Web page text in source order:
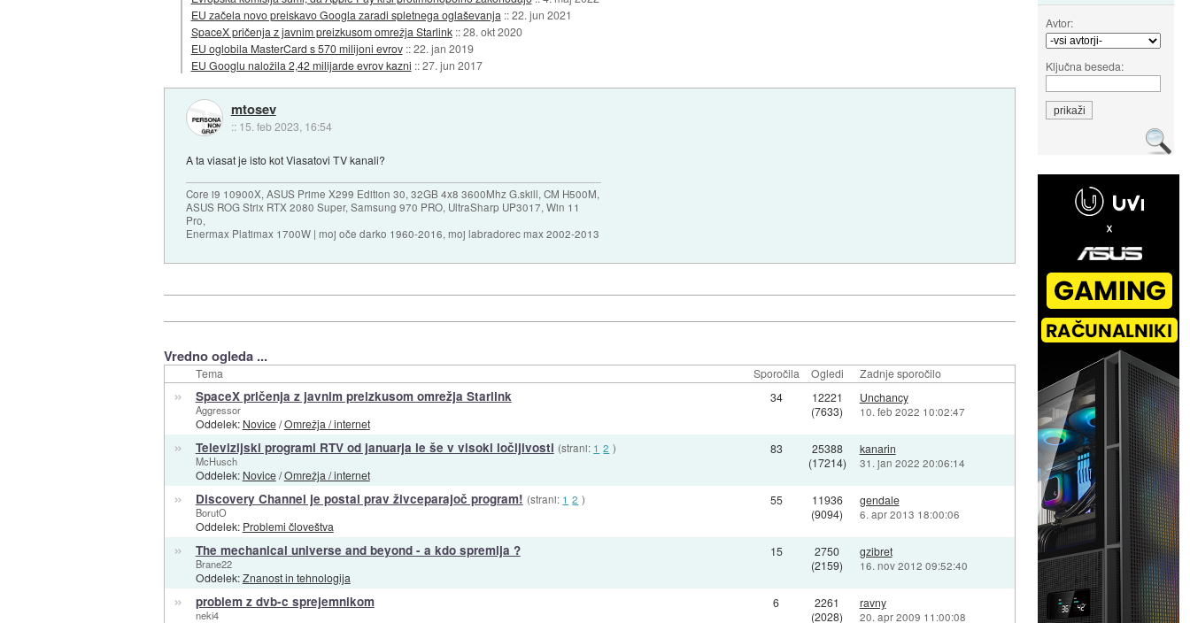
Avtor:
Ključna beseda:
EU začela novo preiskavo Googla zaradi spletnega oglaševanja ::22. jun 2021
SpaceX pričenja z javnim preizkusom omrežja Starlink ::28. okt 2020
EU oglobila MasterCard s 570 milijoni evrov ::22. jan 2019
EU Googlu naložila 2,42 milijarde evrov kazni ::27. jun 2017
mtosev
:: 15. feb 2023, 16:54
A ta viasat je isto kot Viasatovi TV kanali?
Core i9 10900X, ASUS Prime X299 Edition 30, 32GB 4x8 3600Mhz G.skill, CM H500M,
ASUS ROG Strix RTX 2080 Super, Samsung 970 PRO, UltraSharp UP3017, Win 11
Pro,
Enermax Platimax 1700W | moj oče darko 1960-2016, moj labradorec max 2002-2013
Vredno ogleda ...
Tema Sporočila Ogledi Zadnje sporočilo
» SpaceX pričenja z javnim preizkusom omrežja Starlink
Aggressor
Oddelek: Novice/Omrežja / internet
34
12221
(7633)
Unchancy
10. feb 2022 10:02:47
» Televizijski programi RTV od januarja le še v visoki ločljivosti (strani: 1 2 )
McHusch
Oddelek: Novice/Omrežja / internet
83
25388
(17214)
kanarin
31. jan 2022 20:06:14
» Discovery Channel je postal prav živceparajoč program! (strani: 1 2 )
BorutO
Oddelek: Problemi človeštva
55
11936
(9094)
gendale
6. apr 2013 18:00:06
» The mechanical universe and beyond - a kdo spremlja ?
Brane22
Oddelek:Znanost in tehnologija
15
2750
(2159)
gzibret
16. nov 2012 09:52:40
» problem z dvb-c sprejemnikom
neki4
6
2261
(2028)
ravny
20. apr 2009 11:00:08